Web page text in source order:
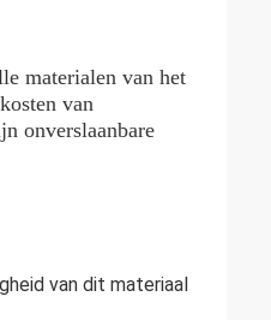
materialen van het
van
onverslaanbare
van dit materiaal